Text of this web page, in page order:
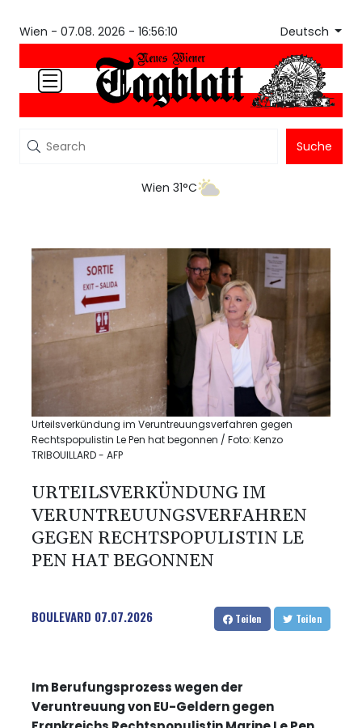
Wien - 07.08. 2026 - 16:56:10 Deutsch
Suche
Wien 31°C
Urteilsverkündung im Veruntreuungsverfahren gegen
Rechtspopulistin Le Pen hat begonnen / Foto: Kenzo
TRIBOUILLARD - AFP
URTEILSVERKÜNDUNG IM
VERUNTREUUNGSVERFAHREN
GEGEN RECHTSPOPULISTIN LE
PEN HAT BEGONNEN
BOULEVARD 07.07.2026 Teilen Teilen
Im Berufungsprozess wegen der
Veruntreuung von EU-Geldern gegen